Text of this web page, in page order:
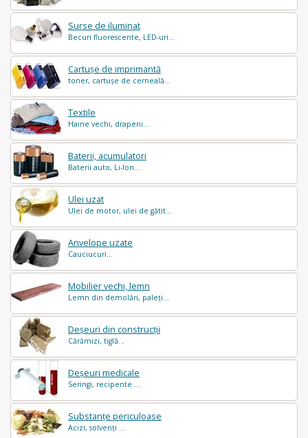
Surse de iluminat
Becuri fluorescente, LED-uri...
Cartușe de imprimantă
toner, cartușe de cerneală...
Textile
Haine vechi, draperii...
Baterii, acumulatori
Baterii auto, Li-Ion...
Ulei uzat
Ulei de motor, ulei de gătit...
Anvelope uzate
Cauciucuri...
Mobilier vechi, lemn
Lemn din demolări, paleți...
Deșeuri din construcții
Cărămizi, tiglă...
Deșeuri medicale
Seringi, recipente ...
Substanțe periculoase
Acizi, solvenți ...